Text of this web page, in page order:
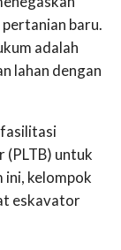
baru.
adalah
lahan dengan
(PLTB) untuk
ini, kelompok
eskavator